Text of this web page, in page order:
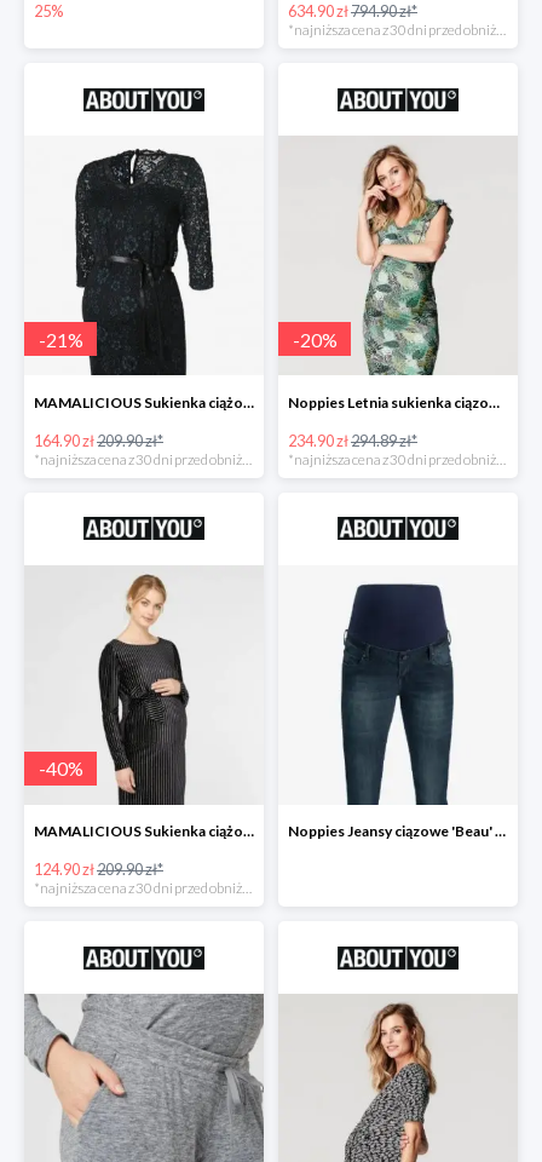
25% 634.90 zł794.90 zł*
*najniższa cena z 30 dni przed obniżką
-21%
MAMALICIOUS Sukienka ciążowa -21%
164.90 zł209.90 zł*
-20%
Noppies Letnia sukienka ciązowa 'Belle' -20%
234.90 zł294.89 zł*
-40%
MAMALICIOUS Sukienka ciążowa -40%
124.90 zł209.90 zł*
*najniższa cena z 30 dni przed obniżką
Noppies Jeansy ciązowe 'Beau' -51%